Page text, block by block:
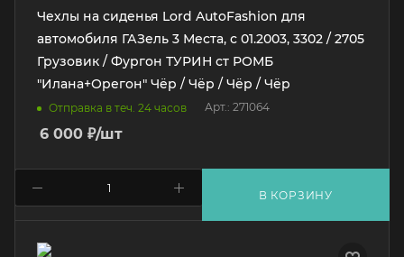
Чехлы на сиденья Lord AutoFashion для
автомобиля ГАЗель 3 Места, с 01.2003, 3302 / 2705
Грузовик / Фургон ТУРИН ст РОМБ
"Илана+Орегон" Чёр / Чёр / Чёр / Чёр
Отправка в теч. 24 часов Арт.: 271064
6 000 ₽/шт
В КОРЗИНУ